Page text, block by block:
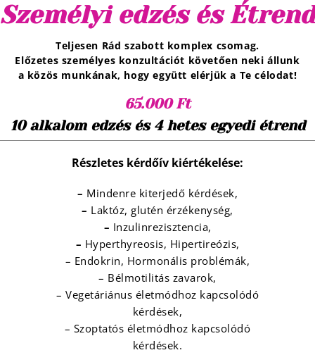
Személyi edzés és Étrend
Teljesen Rád szabott komplex csomag.
Előzetes személyes konzultációt követően neki állunk
a közös munkának, hogy együtt elérjük a Te célodat!
65.000 Ft
10 alkalom edzés és 4 hetes egyedi étrend
Részletes kérdőív kiértékelése:
– Mindenre kiterjedő kérdések,
– Laktóz, glutén érzékenység,
– Inzulinrezisztencia,
– Hyperthyreosis, Hipertireózis,
– Endokrin, Hormonális problémák,
– Bélmotilitás zavarok,
– Vegetáriánus életmódhoz kapcsolódó
kérdések,
– Szoptatós életmódhoz kapcsolódó
kérdések.